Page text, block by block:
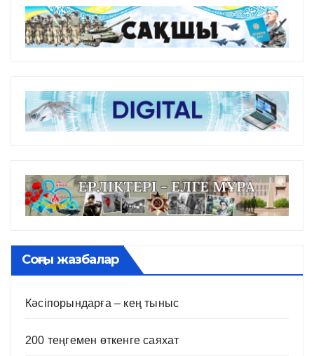
Соңғы жазбалар
Кәсіпорындарға – кең тыныс
200 теңгемен өткенге саяхат